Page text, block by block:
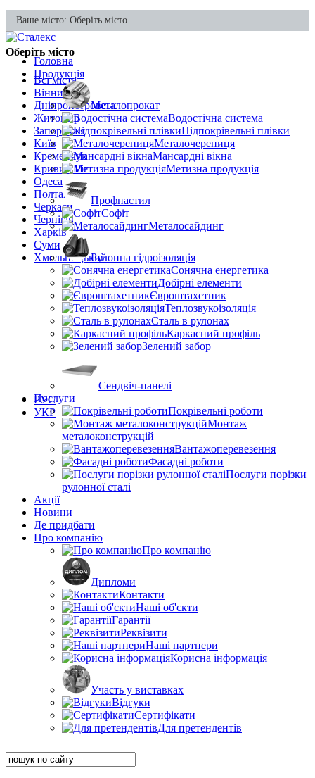
Ваше місто: Оберіть місто
Оберіть місто
Всі міста
Вінниця
Дніпропетровськ
Житомир
Запоріжжя
Київ
Кременчук
Кривий Ріг
Одеса
Полтава
Черкаси
Чернігів
Харків
Суми
Хмельницький
РУС
УКР
Головна
Продукція
Металопрокат
Водостічна система
Підпокрівельні плівки
Металочерепиця
Мансардні вікна
Метизна продукція
Профнастил
Софіт
Металосайдинг
Рулонна гідроізоляція
Сонячна енергетика
Добірні елементи
Євроштахетник
Теплозвукоізоляція
Сталь в рулонах
Каркасний профіль
Зелений забор
Сендвіч-панелі
Послуги
Покрівельні роботи
Монтаж
металоконструкцій
Вантажоперевезення
Фасадні роботи
Послуги порізки
рулонної сталі
Акції
Новини
Де придбати
Про компанію
Про компанію
Дипломи
Контакти
Наші об'єкти
Гарантії
Реквізити
Наші партнери
Корисна інформація
Участь у виставках
Відгуки
Сертифікати
Для претендентів